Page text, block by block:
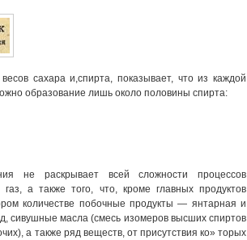
сахара и,спирта, показывает, что из каждой
образование лишь около половины спирта:
не раскрывает всей сложности процессов
а также того, что, кроме главных продуктов
количестве побочные продукты — янтарная и
сивушные масла (смесь изомеров высших спиртов
а также ряд веществ, от присутствия ко» торых